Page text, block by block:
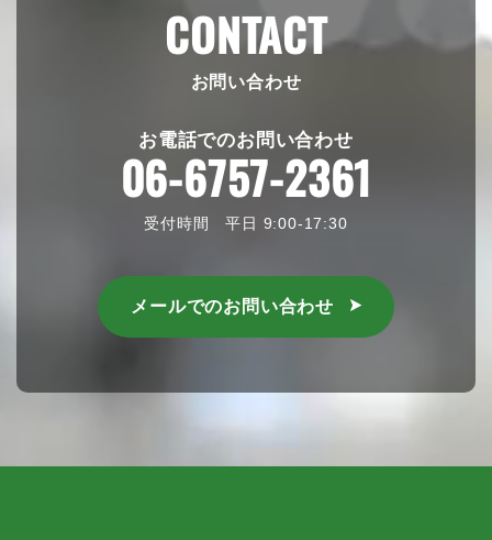
CONTACT
お問い合わせ
お電話でのお問い合わせ
06-6757-2361
受付時間 平日 9:00-17:30
メールでのお問い合わせ